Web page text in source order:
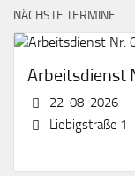
NÄCHSTE TERMINE
Arbeitsdienst
22-08-2026
Liebigstraße 1